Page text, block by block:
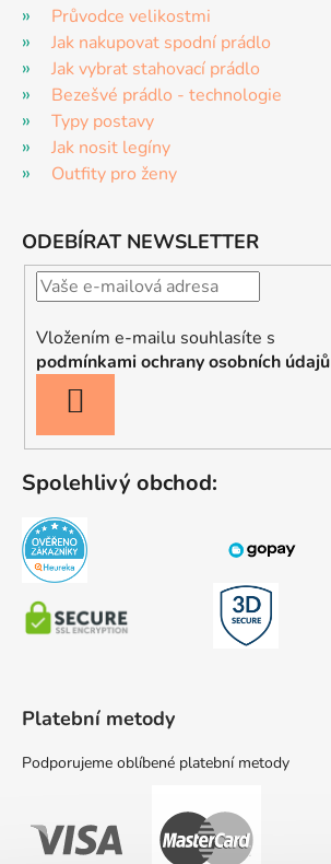
Průvodce velikostmi
Jak nakupovat spodní prádlo
Jak vybrat stahovací prádlo
Bezešvé prádlo - technologie
Typy postavy
Jak nosit legíny
Outfity pro ženy
ODEBÍRAT NEWSLETTER
Vložením e-mailu souhlasíte s
podmínkami ochrany osobních údajů
SE
Spolehlivý obchod:
Platební metody
Podporujeme oblíbené platební metody